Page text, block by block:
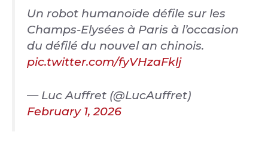
Un robot humanoïde défile sur les
Champs-Elysées à Paris à l’occasion
du défilé du nouvel an chinois.
pic.twitter.com/fyVHzaFklj
— Luc Auffret (@LucAuffret)
February 1, 2026